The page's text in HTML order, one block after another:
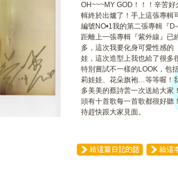
OH~~~MY GOD！！！辛苦好
輯終於出爐了！手上這張專輯
編號NO•1我的第二張專輯『
距離上一張專輯『紫外線』已
多，這次我要化身可愛性感的
娃，這次造型上我也給了很多
特別嘗試不一樣的LOOK，包
莉娃娃、花朵旗袍…等等喔！
多美美的蔡詩蕓一次送給大家
頭有十首歌每一首歌都很好聽
待趕快跟大家見面。